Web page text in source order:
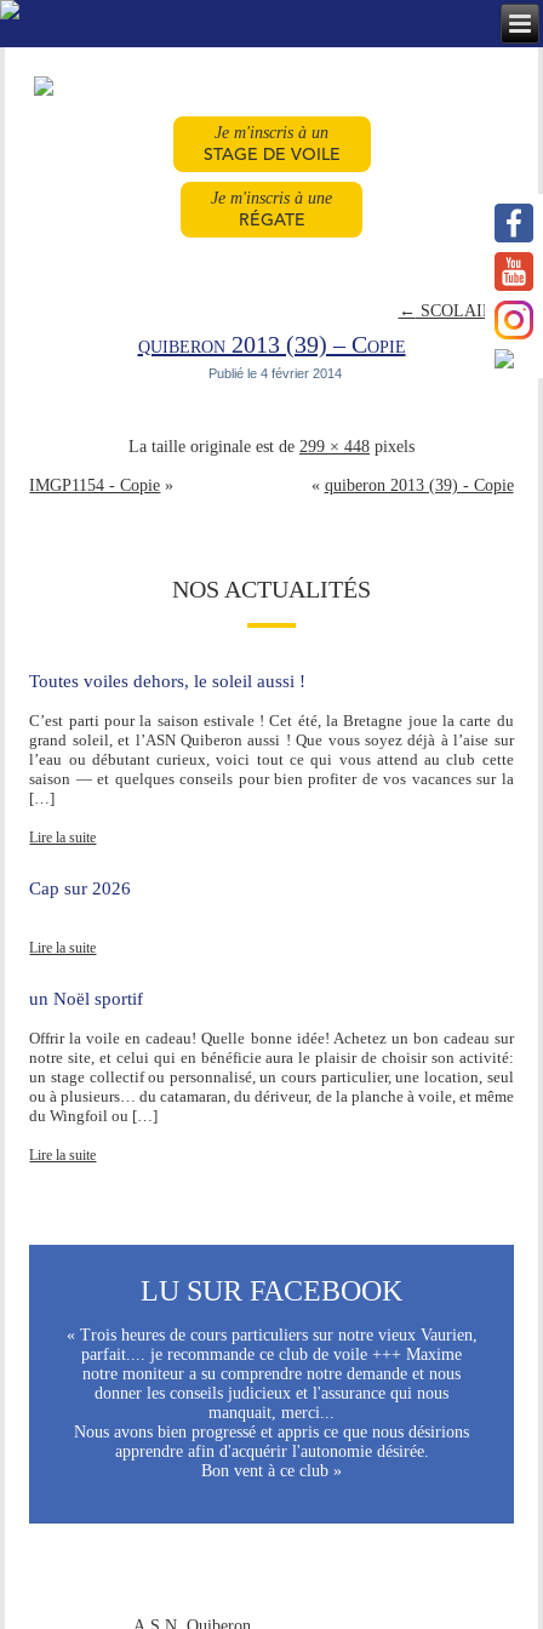
Je m'inscris à un
STAGE DE VOILE
Je m'inscris à une
RÉGATE
← SCOLAIRES
quiberon 2013 (39) – Copie
Publié le 4 février 2014
La taille originale est de 299 × 448 pixels
IMGP1154 - Copie » « quiberon 2013 (39) - Copie
NOS ACTUALITÉS
Toutes voiles dehors, le soleil aussi !
C’est parti pour la saison estivale ! Cet été, la Bretagne joue la carte du
grand soleil, et l’ASN Quiberon aussi ! Que vous soyez déjà à l’aise sur
l’eau ou débutant curieux, voici tout ce qui vous attend au club cette
saison — et quelques conseils pour bien profiter de vos vacances sur la
[…]
Lire la suite
Cap sur 2026
Lire la suite
un Noël sportif
Offrir la voile en cadeau! Quelle bonne idée! Achetez un bon cadeau sur
notre site, et celui qui en bénéficie aura le plaisir de choisir son activité:
un stage collectif ou personnalisé, un cours particulier, une location, seul
ou à plusieurs… du catamaran, du dériveur, de la planche à voile, et même
du Wingfoil ou […]
Lire la suite
LU SUR FACEBOOK
« Trois heures de cours particuliers sur notre vieux Vaurien,
parfait.... je recommande ce club de voile +++ Maxime
notre moniteur a su comprendre notre demande et nous
donner les conseils judicieux et l'assurance qui nous
manquait, merci...
Nous avons bien progressé et appris ce que nous désirions
apprendre afin d'acquérir l'autonomie désirée.
Bon vent à ce club »